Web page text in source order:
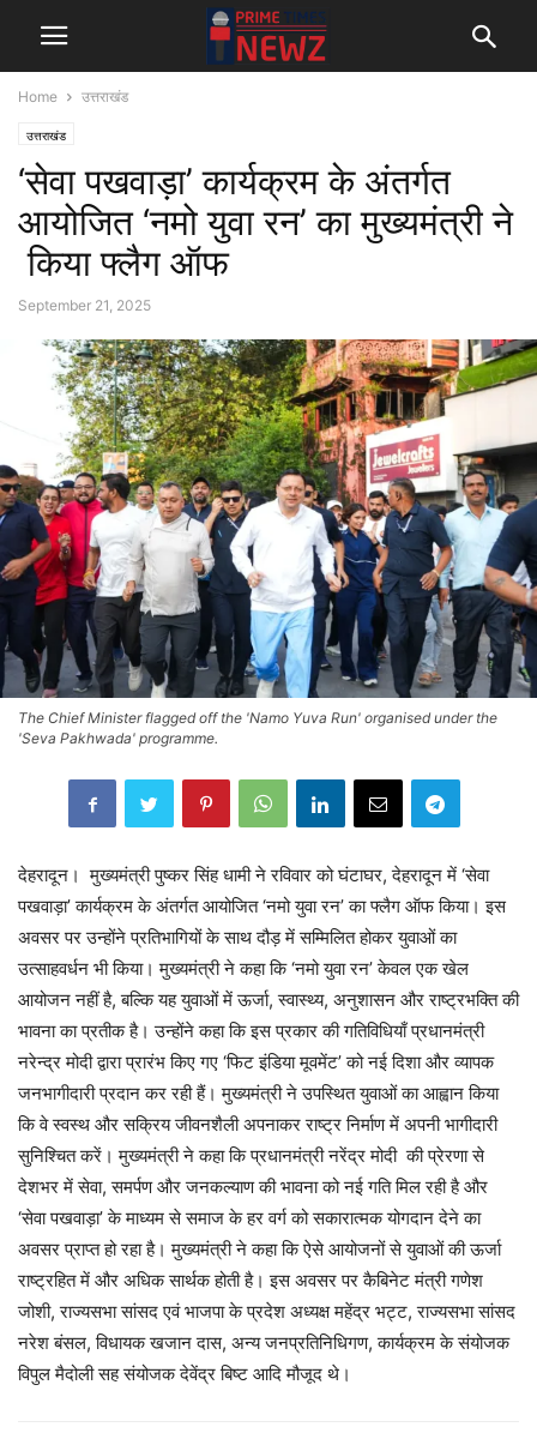
Home उत्तराखंड
उत्तराखंड
‘सेवा पखवाड़ा’ कार्यक्रम के अंतर्गत
आयोजित ‘नमो युवा रन’ का मुख्यमंत्री ने
किया फ्लैग ऑफ
September 21, 2025
The Chief Minister flagged off the 'Namo Yuva Run' organised under the
'Seva Pakhwada' programme.
देहरादून। मुख्यमंत्री पुष्कर सिंह धामी ने रविवार को घंटाघर, देहरादून में ‘सेवा
पखवाड़ा’ कार्यक्रम के अंतर्गत आयोजित ‘नमो युवा रन’ का फ्लैग ऑफ किया। इस
अवसर पर उन्होंने प्रतिभागियों के साथ दौड़ में सम्मिलित होकर युवाओं का
उत्साहवर्धन भी किया। मुख्यमंत्री ने कहा कि ‘नमो युवा रन’ केवल एक खेल
आयोजन नहीं है, बल्कि यह युवाओं में ऊर्जा, स्वास्थ्य, अनुशासन और राष्ट्रभक्ति की
भावना का प्रतीक है। उन्होंने कहा कि इस प्रकार की गतिविधियाँ प्रधानमंत्री
नरेन्द्र मोदी द्वारा प्रारंभ किए गए ‘फिट इंडिया मूवमेंट’ को नई दिशा और व्यापक
जनभागीदारी प्रदान कर रही हैं। मुख्यमंत्री ने उपस्थित युवाओं का आह्वान किया
कि वे स्वस्थ और सक्रिय जीवनशैली अपनाकर राष्ट्र निर्माण में अपनी भागीदारी
सुनिश्चित करें। मुख्यमंत्री ने कहा कि प्रधानमंत्री नरेंद्र मोदी की प्रेरणा से
देशभर में सेवा, समर्पण और जनकल्याण की भावना को नई गति मिल रही है और
‘सेवा पखवाड़ा’ के माध्यम से समाज के हर वर्ग को सकारात्मक योगदान देने का
अवसर प्राप्त हो रहा है। मुख्यमंत्री ने कहा कि ऐसे आयोजनों से युवाओं की ऊर्जा
राष्ट्रहित में और अधिक सार्थक होती है। इस अवसर पर कैबिनेट मंत्री गणेश
जोशी, राज्यसभा सांसद एवं भाजपा के प्रदेश अध्यक्ष महेंद्र भट्ट, राज्यसभा सांसद
नरेश बंसल, विधायक खजान दास, अन्य जनप्रतिनिधिगण, कार्यक्रम के संयोजक
विपुल मैदोली सह संयोजक देवेंद्र बिष्ट आदि मौजूद थे।